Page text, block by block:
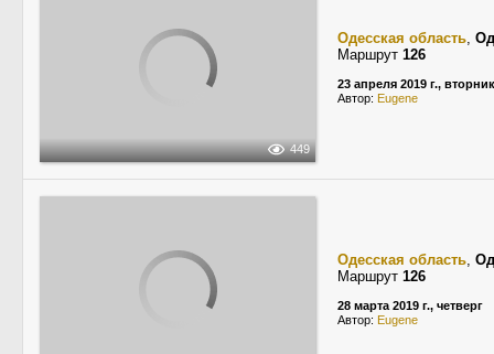
449
Одесская область,
Маршрут 126
23 апреля 2019 г., вторник
Автор: Eugene
Одесская область,
Маршрут 126
28 марта 2019 г., четверг
Автор: Eugene